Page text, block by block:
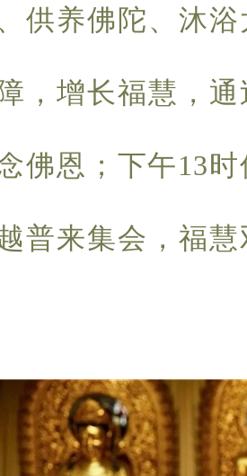
供养佛陀、沐
，增长福慧，
佛恩；下午13
普来集会，福